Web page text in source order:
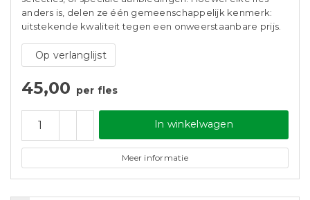
anders is, delen ze één gemeenschappelijk kenmerk:
uitstekende kwaliteit tegen een onweerstaanbare prijs.
Op verlanglijst
45,00 per fles
In winkelwagen
Meer informatie